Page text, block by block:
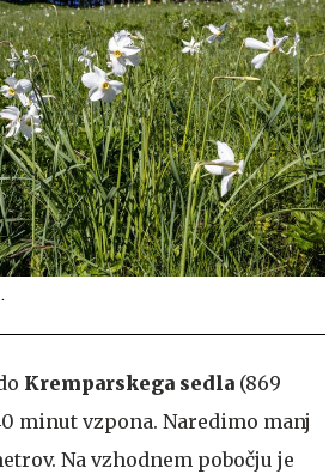
Kremparskega sedla (869
minut vzpona. Naredimo manj
Na vzhodnem pobočju je